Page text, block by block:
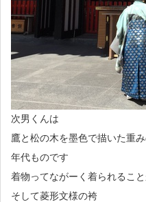
次男くんは
鷹と松の木を墨色で描いた重
年代ものです
着物ってながーく着られるこ
そして菱形文様の袴